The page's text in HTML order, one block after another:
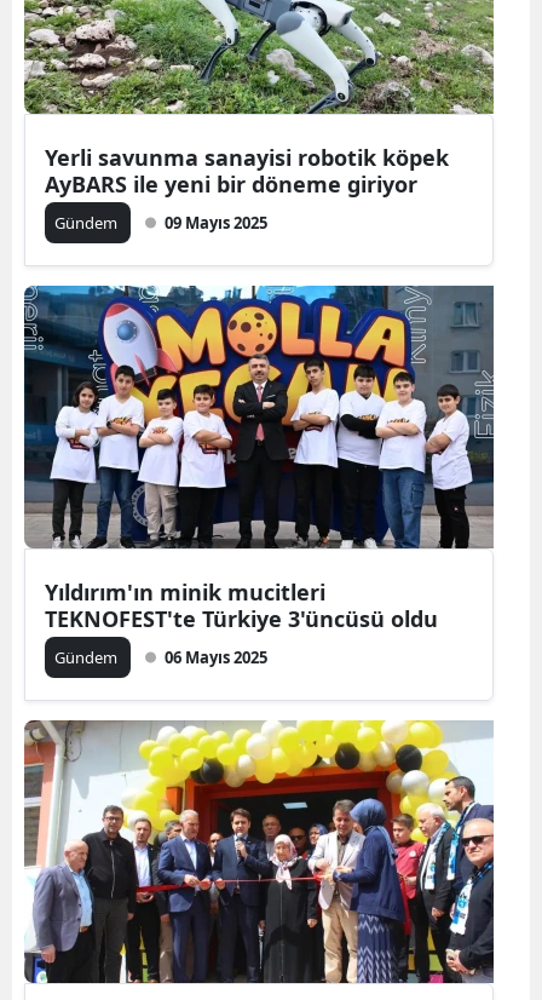
Yerli savunma sanayisi robotik köpek
AyBARS ile yeni bir döneme giriyor
Gündem 09 Mayıs 2025
Yıldırım'ın minik mucitleri
TEKNOFEST'te Türkiye 3'üncüsü oldu
Gündem 06 Mayıs 2025